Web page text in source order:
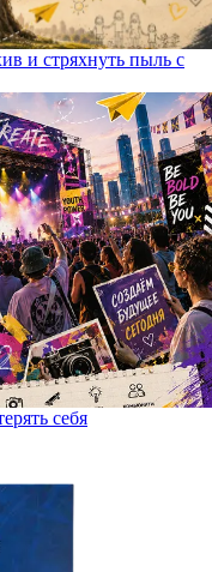
и стряхнуть пыль с
себя